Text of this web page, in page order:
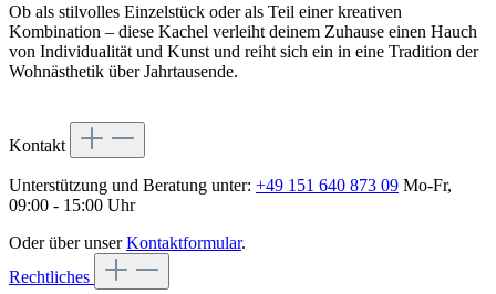
Ob als stilvolles Einzelstück oder als Teil einer kreativen
Kombination – diese Kachel verleiht deinem Zuhause einen Hauch
von Individualität und Kunst und reiht sich ein in eine Tradition der
Wohnästhetik über Jahrtausende.
Kontakt
Unterstützung und Beratung unter: +49 151 640 873 09 Mo-Fr,
09:00 - 15:00 Uhr
Oder über unserKontaktformular.
Rechtliches